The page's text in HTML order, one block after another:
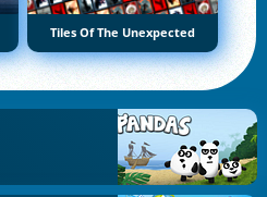
Tiles Of The Unexpected